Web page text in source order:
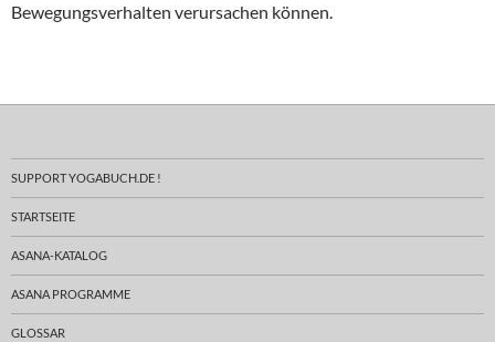
Bewegungsverhalten verursachen können.
SUPPORT YOGABUCH.DE !
STARTSEITE
ASANA-KATALOG
ASANA PROGRAMME
GLOSSAR